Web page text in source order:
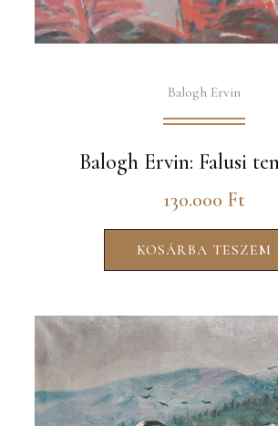
Balogh Ervin
Balogh Ervin: Falusi
130.000 Ft
KOSÁRBA TESZEM